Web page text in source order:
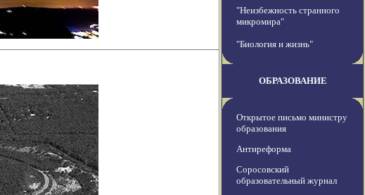
"Неизбежность странного
микромира"
"Биология и жизнь"
ОБРАЗОВАНИЕ
Открытое письмо министру
образования
Антиреформа
Соросовский
образовательный журнал